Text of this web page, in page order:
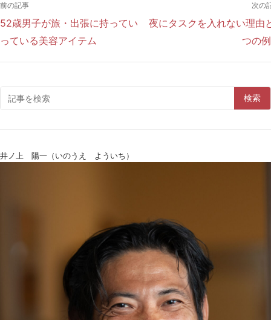
前の記事
52歳男子が旅・出張に持ってい
っている美容アイテム
次の
夜にタスクを入れない理由
つの
検索
井ノ上 陽一（いのうえ よういち）